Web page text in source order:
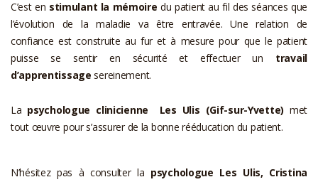
C’est en stimulant la mémoire du patient au fil des séances que
l’évolution de la maladie va être entravée. Une relation de
confiance est construite au fur et à mesure pour que le patient
puisse se sentir en sécurité et effectuer un travail
d’apprentissage sereinement.
La psychologue clinicienne Les Ulis (Gif-sur-Yvette) met
tout œuvre pour s’assurer de la bonne rééducation du patient.
N’hésitez pas à consulter la psychologue Les Ulis, Cristina